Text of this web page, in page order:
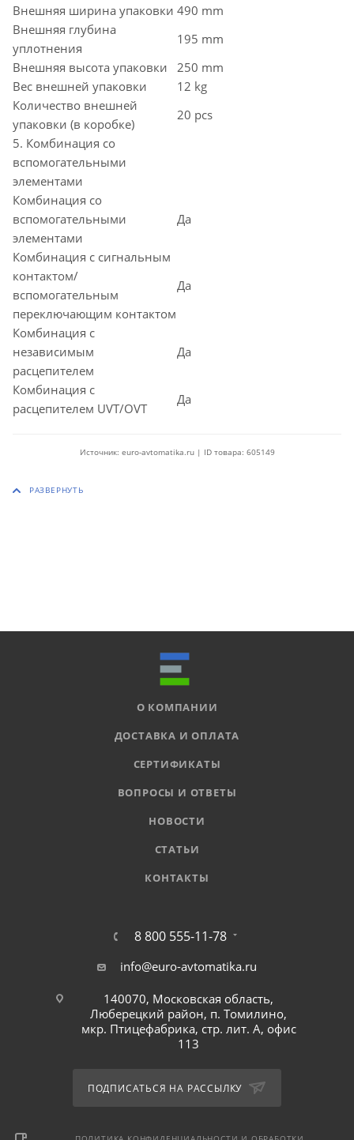
Внешняя ширина упаковки 490 mm
Внешняя глубина
уплотнения
195 mm
Внешняя высота упаковки
250 mm
Вес внешней упаковки
12 kg
Количество внешней
упаковки (в коробке)
20 pcs
5. Комбинация со
вспомогательными
элементами
Комбинация со
вспомогательными
элементами
Да
Комбинация с сигнальным
контактом/
вспомогательным
переключающим контактом
Да
Комбинация с
независимым
расцепителем
Да
Комбинация с
расцепителем UVT/OVT
Да
Источник: euro-avtomatika.ru | ID товара: 605149
О КОМПАНИИ
ДОСТАВКА И ОПЛАТА
СЕРТИФИКАТЫ
ВОПРОСЫ И ОТВЕТЫ
НОВОСТИ
СТАТЬИ
КОНТАКТЫ
8 800 555-11-78
info@euro-avtomatika.ru
140070, Московская область,
Люберецкий район, п. Томилино,
мкр. Птицефабрика, стр. лит. А, офис
113
ПОДПИСАТЬСЯ НА РАССЫЛКУ